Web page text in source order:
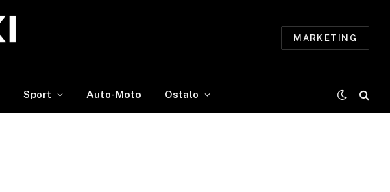
MARKETING
Sport Auto-Moto Ostalo